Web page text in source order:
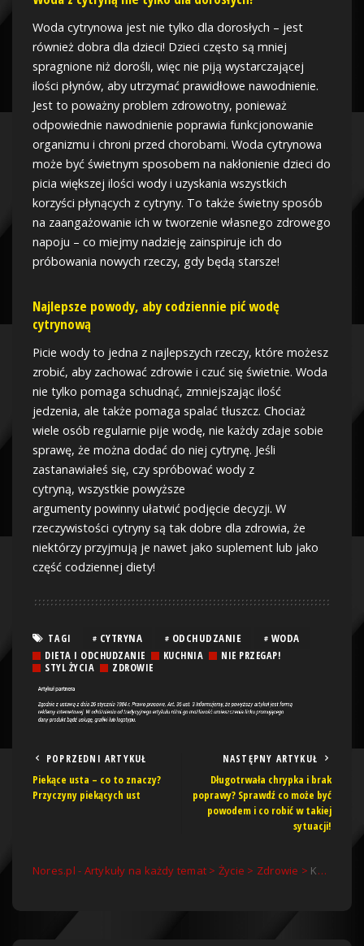
Woda cytrynowa jest nie tylko dla dorosłych – jest
również dobra dla dzieci! Dzieci często są mniej
spragnione niż dorośli, więc nie piją wystarczającej
ilości płynów, aby utrzymać prawidłowe nawodnienie.
Jest to poważny problem zdrowotny, ponieważ
odpowiednie nawodnienie poprawia funkcjonowanie
organizmu i chroni przed chorobami. Woda cytrynowa
może być świetnym sposobem na nakłonienie dzieci do
picia większej ilości wody i uzyskania wszystkich
korzyści płynących z cytryny. To także świetny sposób
na zaangażowanie ich w tworzenie własnego zdrowego
napoju – co miejmy nadzieję zainspiruje ich do
próbowania nowych rzeczy, gdy będą starsze!
Najlepsze powody, aby codziennie pić wodę
cytrynową
Picie wody to jedna z najlepszych rzeczy, które możesz
zrobić, aby zachować zdrowie i czuć się świetnie. Woda
nie tylko pomaga schudnąć, zmniejszając ilość
jedzenia, ale także pomaga spalać tłuszcz. Chociaż
wiele osób regularnie pije wodę, nie każdy zdaje sobie
sprawę, że można dodać do niej cytrynę. Jeśli
zastanawiałeś się, czy spróbować wody z
cytryną, wszystkie powyższe
argumenty powinny ułatwić podjęcie decyzji. W
rzeczywistości cytryny są tak dobre dla zdrowia, że
niektórzy przyjmują je nawet jako suplement lub jako
część codziennej diety!
TAGI CYTRYNA ODCHUDZANIE WODA
DIETA I ODCHUDZANIE KUCHNIA
NIE PRZEGAP!
STYL ŻYCIA
ZDROWIE
POPRZEDNI ARTYKUŁ
Piekące usta – co to znaczy?
Przyczyny piekących ust
NASTĘPNY ARTYKUŁ
Długotrwała chrypka i brak
poprawy? Sprawdź co może być
powodem i co robić w takiej
sytuacji!
Nores.pl - Artykuły na każdy temat > Życie > Zdrowie > Korzyści zdrowotne wynikające z wody z cytryną na czczo